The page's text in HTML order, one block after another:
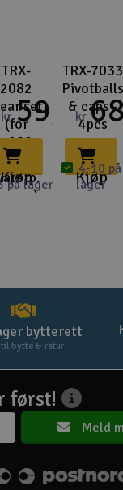
TRX-
2082
set
(for
2080
micro
servo )
kr59,-
Kjøp
på lager
TRX-7033
Pivotballs
& caps -
4pcs
kr
Kjøp
4-10 på
lager
bytterett
til bytte & retur
først!
Meld